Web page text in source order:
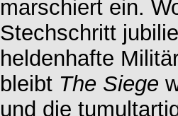
marschiert ein.
Stechschritt
heldenhafte
bleibt The Siege
und die